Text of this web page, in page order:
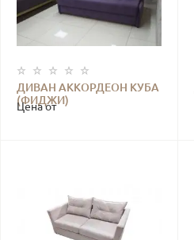
ДИВАН АККОРДЕОН КУБА
(ФИДЖИ)
Цена от